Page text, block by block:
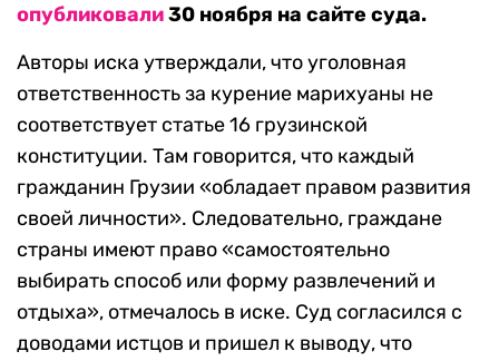
опубликовали30 ноября на сайте суда.
Авторы иска утверждали, что уголовная
ответственность за курение марихуаны не
соответствует статье 16 грузинской
конституции. Там говорится, что каждый
гражданин Грузии «обладает правом развития
своей личности». Следовательно, граждане
страны имеют право «самостоятельно
выбирать способ или форму развлечений и
отдыха», отмечалось в иске. Суд согласился с
доводами истцов и пришел к выводу, что